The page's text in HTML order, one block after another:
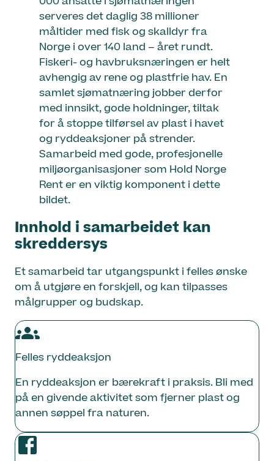
serveres det daglig 38 millioner
måltider med fisk og skalldyr fra
Norge i over 140 land – året rundt.
Fiskeri- og havbruksnæringen er helt
avhengig av rene og plastfrie hav. En
samlet sjømatnæring jobber derfor
med innsikt, gode holdninger, tiltak
for å stoppe tilførsel av plast i havet
og ryddeaksjoner på strender.
Samarbeid med gode, profesjonelle
miljøorganisasjoner som Hold Norge
Rent er en viktig komponent i dette
bildet.
Innhold i samarbeidet kan
skreddersys
Et samarbeid tar utgangspunkt i felles ønske
om å utgjøre en forskjell, og kan tilpasses
målgrupper og budskap.
Felles ryddeaksjon
En ryddeaksjon er bærekraft i praksis. Bli med
på en givende aktivitet som fjerner plast og
annen søppel fra naturen.